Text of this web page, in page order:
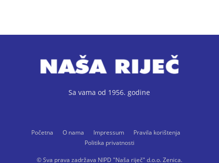
Sa vama od 1956. godine
Početna O nama Impressum
Pravila korištenja
Politika privatnosti
© Sva prava zadržava NIPD "Naša riječ" d.o.o. Zenica.